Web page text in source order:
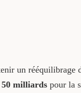
un rééquilibrage
50 milliardspour la